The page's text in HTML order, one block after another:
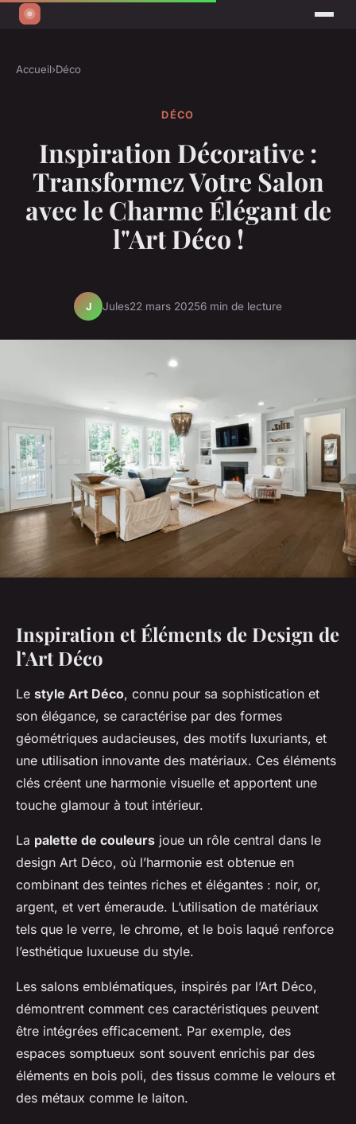
Accueil›Déco
DÉCO
Inspiration Décorative :
Transformez Votre Salon
avec le Charme Élégant de
l"Art Déco !
J Jules22 mars 20256 min de lecture
Inspiration et Éléments de Design de
l’Art Déco
Le style Art Déco, connu pour sa sophistication et
son élégance, se caractérise par des formes
géométriques audacieuses, des motifs luxuriants, et
une utilisation innovante des matériaux. Ces éléments
clés créent une harmonie visuelle et apportent une
touche glamour à tout intérieur.
La palette de couleurs joue un rôle central dans le
design Art Déco, où l’harmonie est obtenue en
combinant des teintes riches et élégantes : noir, or,
argent, et vert émeraude. L’utilisation de matériaux
tels que le verre, le chrome, et le bois laqué renforce
l’esthétique luxueuse du style.
Les salons emblématiques, inspirés par l’Art Déco,
démontrent comment ces caractéristiques peuvent
être intégrées efficacement. Par exemple, des
espaces somptueux sont souvent enrichis par des
éléments en bois poli, des tissus comme le velours et
des métaux comme le laiton.